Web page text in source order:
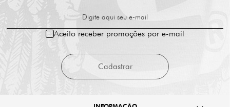
Digite aqui seu e-mail
Cadastrar
Aceito receber promoções por e-mail